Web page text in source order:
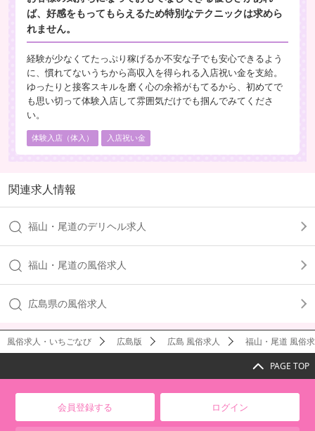
ば、好感をもってもらえるため特別なテクニックは求めら
れません。
経験が少なくてたっぷり稼げるか不安な子でも安心できるよう
に、慣れてないうちから高収入を得られる入店祝い金を支給。
ゆったりと接客スキルを磨く心の余裕がもてるから、初めてで
も思い切って体験入店して雰囲気だけでも掴んでみてくださ
い。
体験入店（体入） 入店祝い金
関連求人情報
福山・尾道のデリヘル求人
福山・尾道の風俗求人
広島県の風俗求人
風俗求人・いちごなび 広島版 広島 風俗求人 福山・尾道 風俗
PAGE TOP
会員登録する ログイン